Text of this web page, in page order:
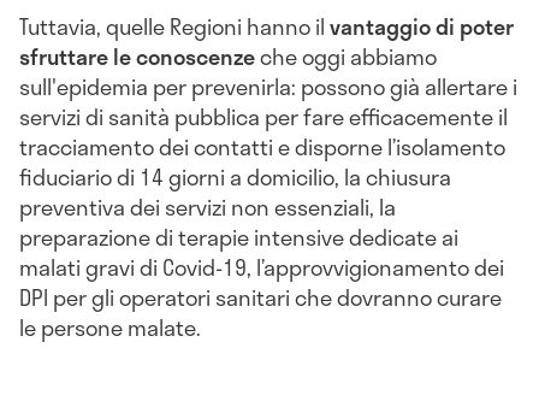
Tuttavia, quelle Regioni hanno ilvantaggio di poter
sfruttare le conoscenzeche oggi abbiamo
sull'epidemia per prevenirla: possono già allertare i
servizi di sanità pubblica per fare efficacemente il
tracciamento dei contatti e disporne l’isolamento
fiduciario di 14 giorni a domicilio, la chiusura
preventiva dei servizi non essenziali, la
preparazione di terapie intensive dedicate ai
malati gravi di Covid-19, l’approvvigionamento dei
DPI per gli operatori sanitari che dovranno curare
le persone malate.